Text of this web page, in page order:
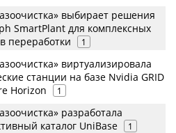
выбирает решения
SmartPlant для комплексных
переработки
1
виртуализировала
станции на базе Nvidia GRID
Horizon
1
разработала
каталог UniBase
1